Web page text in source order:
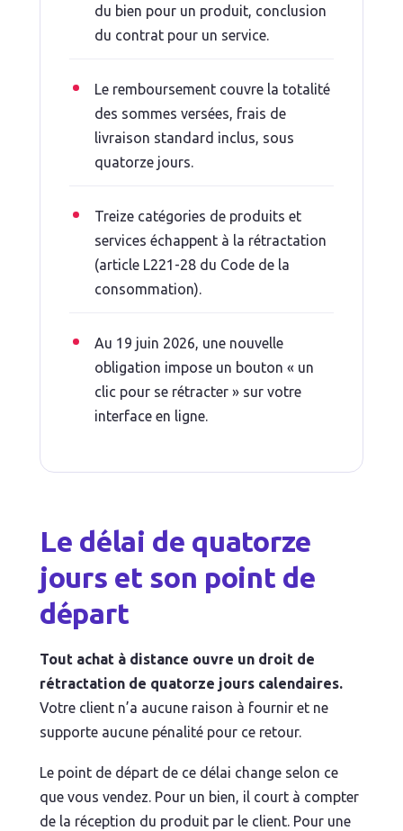
du bien pour un produit, conclusion
du contrat pour un service.
Le remboursement couvre la totalité
des sommes versées, frais de
livraison standard inclus, sous
quatorze jours.
Treize catégories de produits et
services échappent à la rétractation
(article L221-28 du Code de la
consommation).
Au 19 juin 2026, une nouvelle
obligation impose un bouton « un
clic pour se rétracter » sur votre
interface en ligne.
Le délai de quatorze
jours et son point de
départ
Tout achat à distance ouvre un droit de
rétractation de quatorze jours calendaires.
Votre client n’a aucune raison à fournir et ne
supporte aucune pénalité pour ce retour.
Le point de départ de ce délai change selon ce
que vous vendez. Pour un bien, il court à compter
de la réception du produit par le client. Pour une